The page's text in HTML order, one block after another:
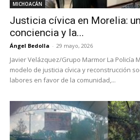
MICHOACÁN
Justicia cívica en Morelia:
conciencia y la...
Ángel Bedolla - 29 mayo, 2026
Javier Velázquez/Grupo Marmor La Policía
modelo de justicia cívica y reconstrucción
labores en favor de la comunidad,...